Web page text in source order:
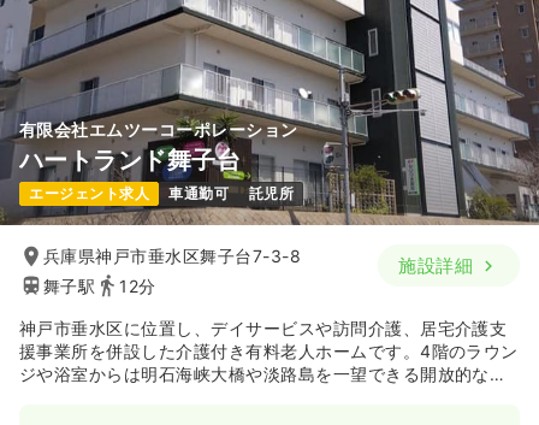
4週8休以上
ブランク可 月給32万円以上可
気になる 詳細を見る
日勤のみ（パート） 一時募集休止
給与 お問い合わせください
時間 8:45～17:30
ブランク可
オペ室(手術室)
有限会社エムツーコーポレーション
ハートランド舞子台
エージェント求人 車通勤可 託児所
兵庫県神戸市垂水区舞子台7-3-8
舞子駅
12分
施設詳細
神戸市垂水区に位置し、デイサービスや訪問介護、居宅介護支
援事業所を併設した介護付き有料老人ホームです。4階のラウン
ジや浴室からは明石海峡大橋や淡路島を一望できる開放的な環